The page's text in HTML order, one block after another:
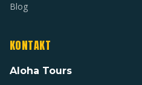
Blog
KONTAKT
Aloha Tours